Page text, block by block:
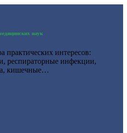
наук
практических интересов:
респираторные инфекции,
кишечные…